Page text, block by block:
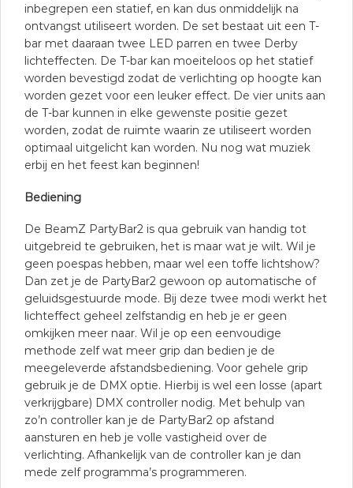
inbegrepen een statief, en kan dus onmiddelijk na
ontvangst utiliseert worden. De set bestaat uit een T-
bar met daaraan twee LED parren en twee Derby
lichteffecten. De T-bar kan moeiteloos op het statief
worden bevestigd zodat de verlichting op hoogte kan
worden gezet voor een leuker effect. De vier units aan
de T-bar kunnen in elke gewenste positie gezet
worden, zodat de ruimte waarin ze utiliseert worden
optimaal uitgelicht kan worden. Nu nog wat muziek
erbij en het feest kan beginnen!
Bediening
De BeamZ PartyBar2 is qua gebruik van handig tot
uitgebreid te gebruiken, het is maar wat je wilt. Wil je
geen poespas hebben, maar wel een toffe lichtshow?
Dan zet je de PartyBar2 gewoon op automatische of
geluidsgestuurde mode. Bij deze twee modi werkt het
lichteffect geheel zelfstandig en heb je er geen
omkijken meer naar. Wil je op een eenvoudige
methode zelf wat meer grip dan bedien je de
meegeleverde afstandsbediening. Voor gehele grip
gebruik je de DMX optie. Hierbij is wel een losse (apart
verkrijgbare) DMX controller nodig. Met behulp van
zo’n controller kan je de PartyBar2 op afstand
aansturen en heb je volle vastigheid over de
verlichting. Afhankelijk van de controller kan je dan
mede zelf programma’s programmeren.